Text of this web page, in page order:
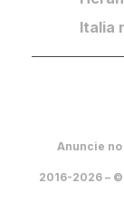
Italia
Anuncie
2016-2026 –